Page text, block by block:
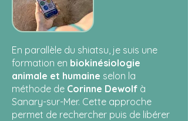
En parallèle du shiatsu, je suis une
formation en biokinésiologie
animale et humaine selon la
méthode de Corinne Dewolf à
Sanary-sur-Mer. Cette approche
permet de rechercher puis de libérer